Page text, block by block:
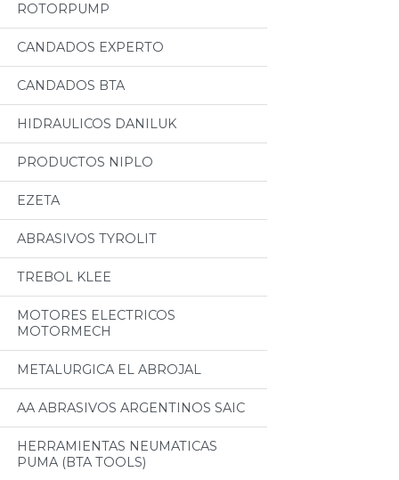
ROTORPUMP
CANDADOS EXPERTO
CANDADOS BTA
HIDRAULICOS DANILUK
PRODUCTOS NIPLO
EZETA
ABRASIVOS TYROLIT
TREBOL KLEE
MOTORES ELECTRICOS
MOTORMECH
METALURGICA EL ABROJAL
AA ABRASIVOS ARGENTINOS SAIC
HERRAMIENTAS NEUMATICAS
PUMA (BTA TOOLS)